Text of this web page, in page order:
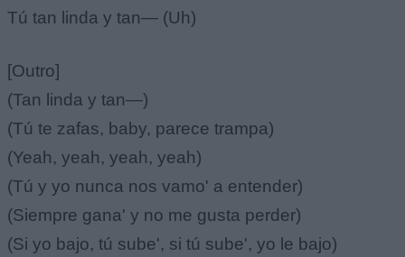
Tú tan linda y tan— (Uh)
[Outro]
(Tan linda y tan—)
(Tú te zafas, baby, parece trampa)
(Yeah, yeah, yeah, yeah)
(Tú y yo nunca nos vamo' a entender)
(Siempre gana' y no me gusta perder)
(Si yo bajo, tú sube', si tú sube', yo le bajo)